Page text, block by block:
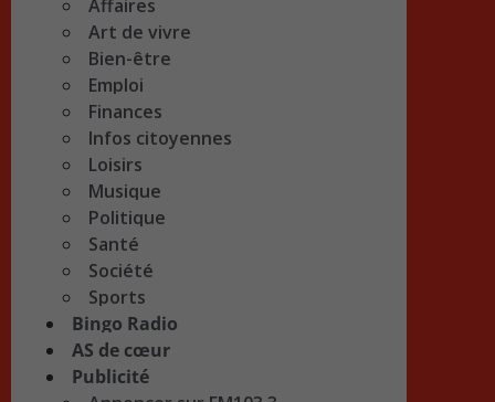
Affaires
Art de vivre
Bien-être
Emploi
Finances
Infos citoyennes
Loisirs
Musique
Politique
Santé
Société
Sports
Bingo Radio
AS de cœur
Publicité